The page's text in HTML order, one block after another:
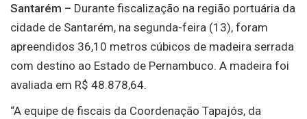
Santarém – Durante fiscalização na região portuária da
cidade de Santarém, na segunda-feira (13), foram
apreendidos 36,10 metros cúbicos de madeira serrada
com destino ao Estado de Pernambuco. A madeira foi
avaliada em R$ 48.878,64.
“A equipe de fiscais da Coordenação Tapajós, da